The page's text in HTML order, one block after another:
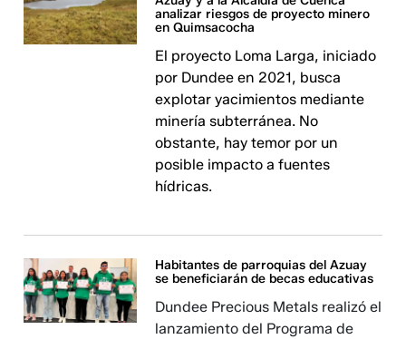
analizar riesgos de proyecto minero
en Quimsacocha
El proyecto Loma Larga, iniciado
por Dundee en 2021, busca
explotar yacimientos mediante
minería subterránea. No
obstante, hay temor por un
posible impacto a fuentes
hídricas.
Habitantes de parroquias del Azuay
se beneficiarán de becas educativas
Dundee Precious Metals realizó el
lanzamiento del Programa de